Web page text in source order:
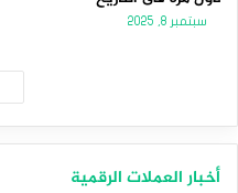
سبتمبر 8, 2025
أخبار العملات الرقمية